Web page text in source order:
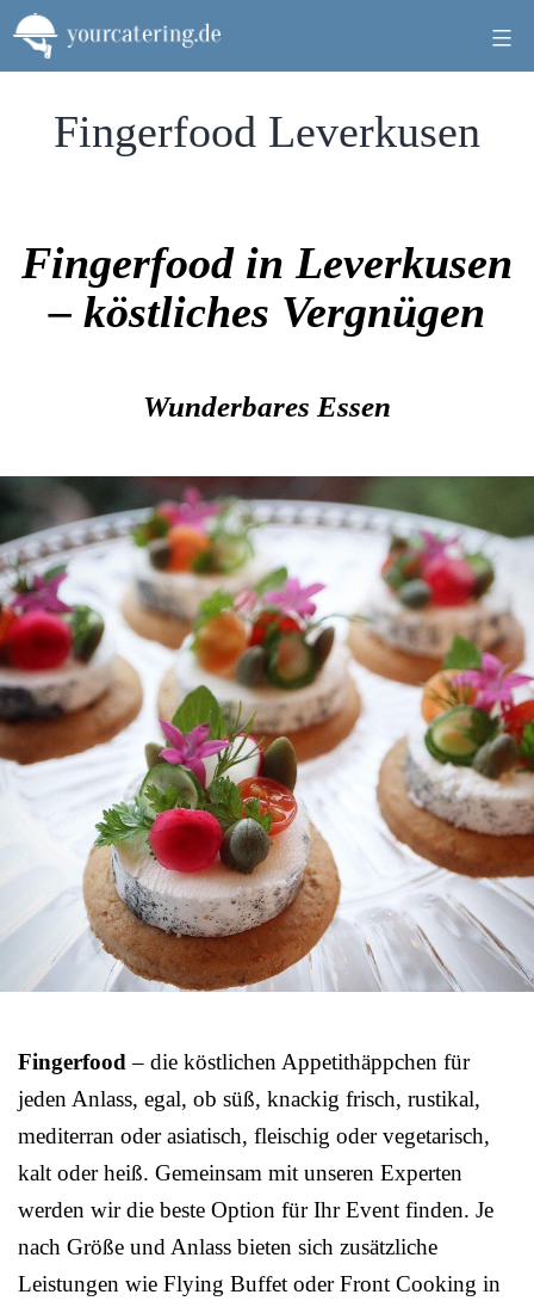
Zum
Inhalt
springen
Fingerfood Leverkusen
Fingerfood in Leverkusen
– köstliches Vergnügen
Wunderbares Essen
Fingerfood– die köstlichen Appetithäppchen für
jeden Anlass, egal, ob süß, knackig frisch, rustikal,
mediterran oder asiatisch, fleischig oder vegetarisch,
kalt oder heiß. Gemeinsam mit unseren Experten
werden wir die beste Option für Ihr Event finden. Je
nach Größe und Anlass bieten sich zusätzliche
Leistungen wie Flying Buffet oder Front Cooking in